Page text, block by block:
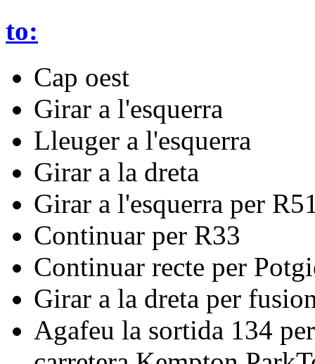
to:
Cap oest
Girar a l'esquerra
Lleuger a l'esquerra
Girar a la dreta
Girar a l'esquerra per
Continuar per R33
Continuar recte per
Girar a la dreta per
Agafeu la sortida 134